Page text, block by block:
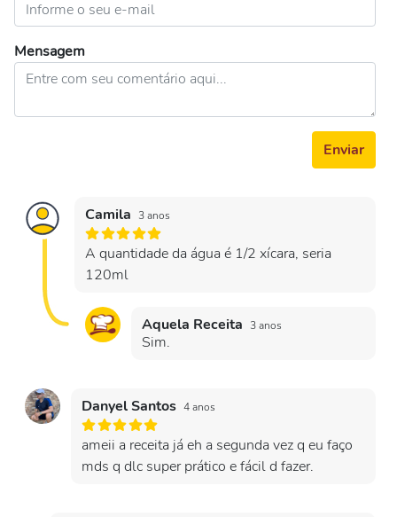
Mensagem
Enviar
Camila 3 anos
A quantidade da água é 1/2 xícara, seria
120ml
Aquela Receita 3 anos
Sim.
Danyel Santos 4 anos
ameii a receita já eh a segunda vez q eu faço
mds q dlc super prático e fácil d fazer.